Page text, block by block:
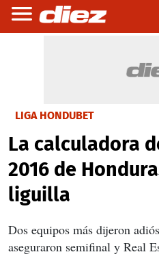
LIGA HONDUBET
La calculadora
2016 de
liguilla
Dos equipos más dijeron
aseguraron semifinal y Real